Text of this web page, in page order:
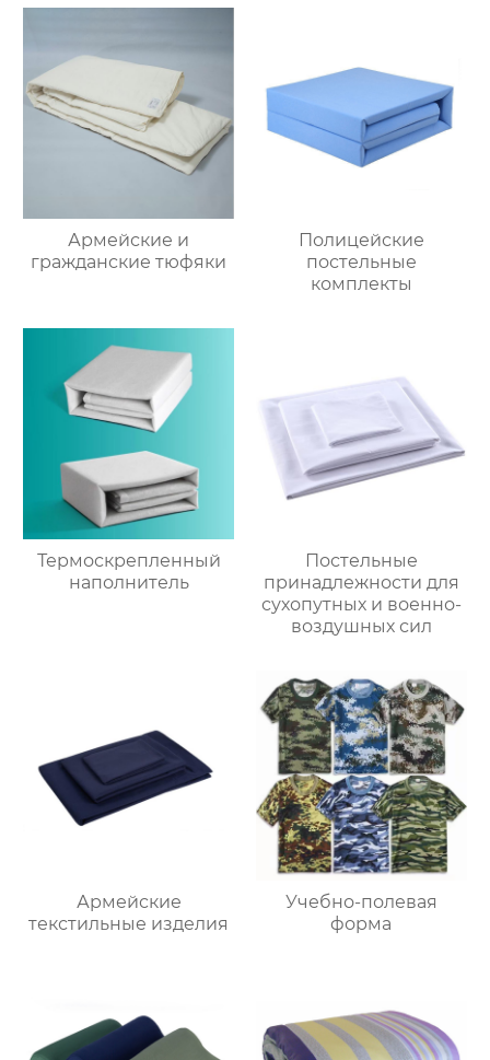
Армейские и
гражданские тюфяки
Полицейские
постельные
комплекты
Термоскрепленный
наполнитель
Постельные
принадлежности для
сухопутных и военно-
воздушных сил
Армейские
текстильные изделия
Учебно-полевая
форма